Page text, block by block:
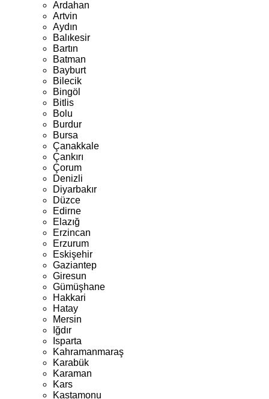
Ardahan
Artvin
Aydın
Balıkesir
Bartın
Batman
Bayburt
Bilecik
Bingöl
Bitlis
Bolu
Burdur
Bursa
Çanakkale
Çankırı
Çorum
Denizli
Diyarbakır
Düzce
Edirne
Elazığ
Erzincan
Erzurum
Eskişehir
Gaziantep
Giresun
Gümüşhane
Hakkari
Hatay
Mersin
Iğdır
Isparta
Kahramanmaraş
Karabük
Karaman
Kars
Kastamonu